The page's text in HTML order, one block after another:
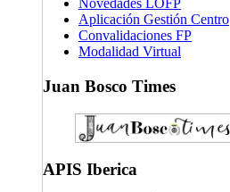
Novedades LOFP
Aplicación Gestión Centro
Convalidaciones FP
Modalidad Virtual
Juan Bosco Times
APIS Iberica